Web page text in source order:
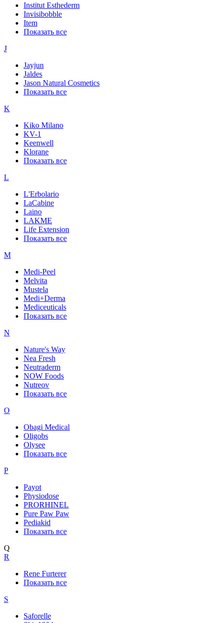
Institut Esthederm
Invisibobble
Item
Показать все
J
Jayjun
Jaldes
Jason Natural Cosmetics
Показать все
K
Kiko Milano
KV-1
Keenwell
Klorane
Показать все
L
L'Erbolario
LaCabine
Laino
LAKME
Life Extension
Показать все
M
Medi-Peel
Melvita
Mustela
Medi+Derma
Mediceuticals
Показать все
N
Nature's Way
Nea Fresh
Neutraderm
NOW Foods
Nutreov
Показать все
O
Obagi Medical
Oligobs
Olysee
Показать все
P
Payot
Physiodose
PRORHINEL
Pure Paw Paw
Pediakid
Показать все
Q
R
Rene Furterer
Показать все
S
Saforelle